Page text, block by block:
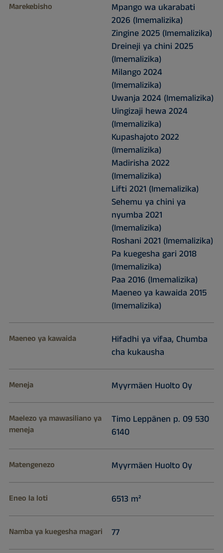
Marekebisho
Mpango wa ukarabati
2026 (Imemalizika)
Zingine 2025 (Imemalizika)
Dreineji ya chini 2025
(Imemalizika)
Milango 2024
(Imemalizika)
Uwanja 2024 (Imemalizika)
Uingizaji hewa 2024
(Imemalizika)
Kupashajoto 2022
(Imemalizika)
Madirisha 2022
(Imemalizika)
Lifti 2021 (Imemalizika)
Sehemu ya chini ya
nyumba 2021
(Imemalizika)
Roshani 2021 (Imemalizika)
Pa kuegesha gari 2018
(Imemalizika)
Paa 2016 (Imemalizika)
Maeneo ya kawaida 2015
(Imemalizika)
Maeneo ya kawaida
Hifadhi ya vifaa, Chumba
cha kukausha
Meneja Myyrmäen Huolto Oy
Maelezo ya mawasiliano ya
meneja
Timo Leppänen p. 09 530
6140
Matengenezo Myyrmäen Huolto Oy
Eneo la loti 6513 m²
Namba ya kuegesha magari 77